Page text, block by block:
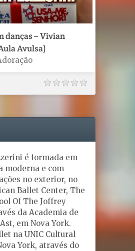
danças – Vivian
Avulsa)
é formada em
moderna e com
no exterior, no
Ballet Center, The
Of The Joffrey
da Academia de
em Nova York.
na UNIC Cultural
York, através do